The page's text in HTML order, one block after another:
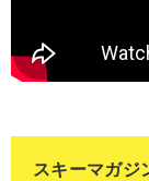
スキーマガジ